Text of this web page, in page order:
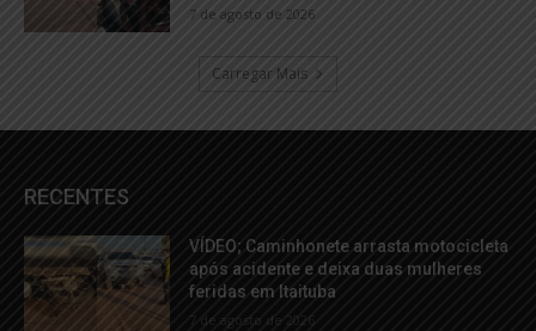
7 de agosto de 2026
Carregar Mais
RECENTES
VÍDEO; Caminhonete arrasta motocicleta
após acidente e deixa duas mulheres
feridas em Itaituba
7 de agosto de 2026